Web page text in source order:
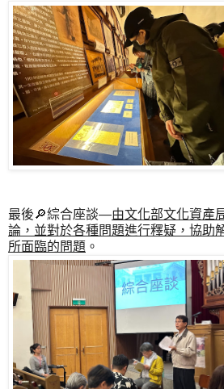
最後🔎綜合座談—由文化部文化資產
論，並對於各種問題進行釋疑，協助
所面臨的問題 。